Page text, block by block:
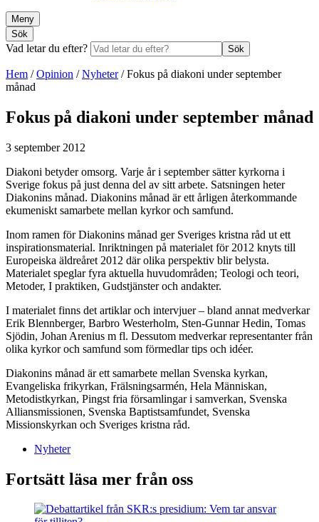
Meny
Sök
Vad letar du efter? Sök
Hem /Opinion /Nyheter/Fokus på diakoni under september
månad
Fokus på diakoni under september månad
3 september 2012
Diakoni betyder omsorg. Varje år i september sätter kyrkorna i
Sverige fokus på just denna del av sitt arbete. Satsningen heter
Diakonins månad. Diakonins månad är ett årligen återkommande
ekumeniskt samarbete mellan kyrkor och samfund.
Inom ramen för Diakonins månad ger Sveriges kristna råd ut ett
inspirationsmaterial. Inriktningen på materialet för 2012 knyts till
Europeiska äldreåret 2012 där olika perspektiv blir belysta.
Materialet speglar fyra aktuella huvudområden; Teologi och teori,
Metoder, I praktiken, Gudstjänster och andakter.
I materialet finns det artiklar och intervjuer – bland annat medverkar
Erik Blennberger, Barbro Westerholm, Sten-Gunnar Hedin, Tomas
Sjödin, Johan Arenius m fl. Dessutom medverkar representanter från
olika kyrkor och samfund som förmedlar tips och idéer.
Diakonins månad är ett samarbete mellan Svenska kyrkan,
Evangeliska frikyrkan, Frälsningsarmén, Hela Människan,
Metodistkyrkan, Pingst fria församlingar i samverkan, Svenska
Alliansmissionen, Svenska Baptistsamfundet, Svenska
Missionskyrkan och Sveriges kristna råd.
Nyheter
Fortsätt läsa mer från oss